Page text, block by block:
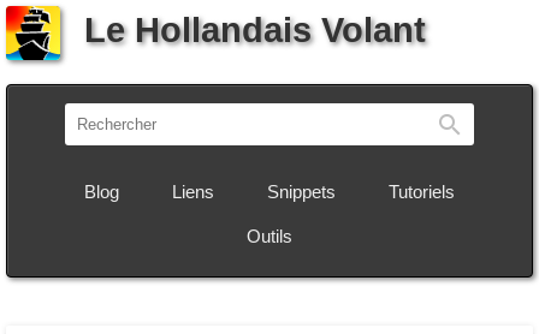
Le Hollandais Volant
Blog Liens Snippets Tutoriels
Outils